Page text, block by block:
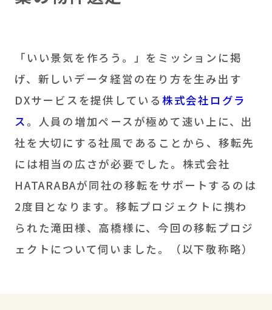
「いい景気を作ろう。」をミッションに掲
げ、新しいデータ経営の在り方を生み出す
DXサービスを提供している 株式会社ログラ
ス 。人員の増加ペースが極めて速い上に、出
社を大切にする社風であることから、移転先
には相当の広さが必要でした。株式会社
HATARABAが同社の移転をサポートするのは
2度目となります。移転プロジェクトに携わ
られた滝田様、高橋様に、今回の移転プロジ
ェクトについて伺いました。（以下敬称略）